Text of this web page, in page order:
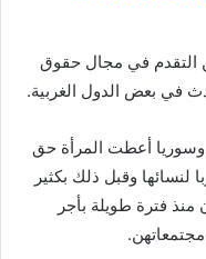
1993، تحدث عن التقدم في مجال حقوق
في بعض الدول الغربية.
وسوريا أعطت المرأة حق
وقبل ذلك بكثير
فترة طويلة بأجر